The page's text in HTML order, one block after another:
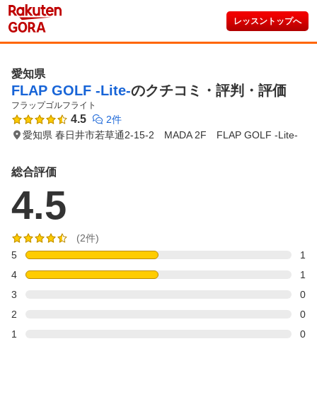
レッスントップへ
愛知県
FLAP GOLF -Lite-のクチコミ・評判・評価
フラップゴルフライト
4.5
2件
愛知県 春日井市若草通2-15-2 MADA 2F FLAP GOLF -Lite-
総合評価
4.5
(2件)
5
1
4
1
3
0
2
0
1
0